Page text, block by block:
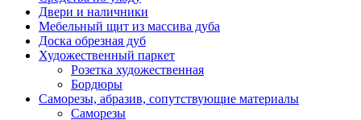
Двери и наличники
Мебельный щит из массива дуба
Доска обрезная дуб
Художественный паркет
Розетка художественная
Бордюры
Саморезы, абразив, сопутствующие материалы
Саморезы